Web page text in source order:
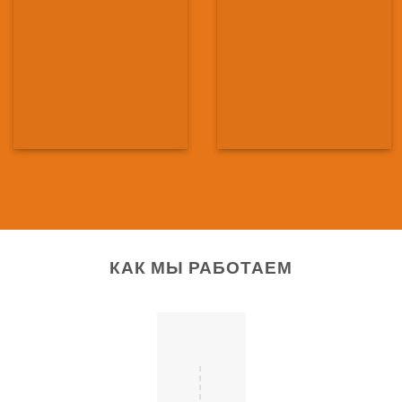
КАК МЫ РАБОТАЕМ